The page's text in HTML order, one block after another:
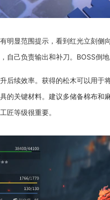
明显范围提示，看到红光立刻
自己负责输出和补刀。BOSS倒
后续效率。获得的松木可以用
的关键材料。建议多储备棉布
匠等级很重要。